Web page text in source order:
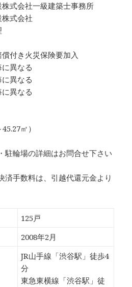
会社一級建築士事務所
会社
き火災保険要加入
異なる
なる
異なる
㎡）
輪場の詳細はお問合せ下さい
手数料は、引越代還元金より
125戸
2008年2月
JR山手線「渋谷駅」徒歩4
分
東急東横線「渋谷駅」徒